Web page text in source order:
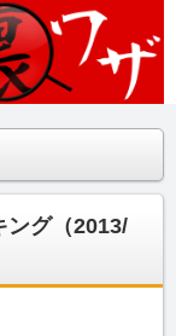
話を大公開！！
グ（2013/